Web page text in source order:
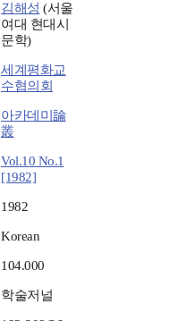
김해성 (서울
여대 현대시
문학)
세계평화교
수협의회
아카데미論
叢
Vol.10 No.1
[1982]
1982
Korean
104.000
학술저널